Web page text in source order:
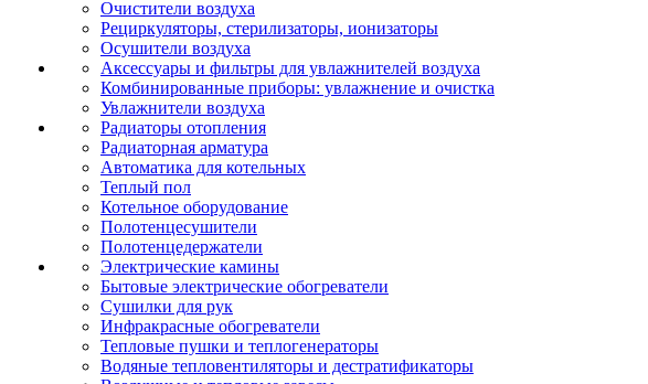
Очистители воздуха
Рециркуляторы, стерилизаторы, ионизаторы
Осушители воздуха
Аксессуары и фильтры для увлажнителей воздуха
Комбинированные приборы: увлажнение и очистка
Увлажнители воздуха
Радиаторы отопления
Радиаторная арматура
Автоматика для котельных
Теплый пол
Котельное оборудование
Полотенцесушители
Полотенцедержатели
Электрические камины
Бытовые электрические обогреватели
Сушилки для рук
Инфракрасные обогреватели
Тепловые пушки и теплогенераторы
Водяные тепловентиляторы и дестратификаторы